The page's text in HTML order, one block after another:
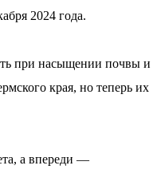
2024 года.
при насыщении почвы и
края, но теперь их
а впереди —